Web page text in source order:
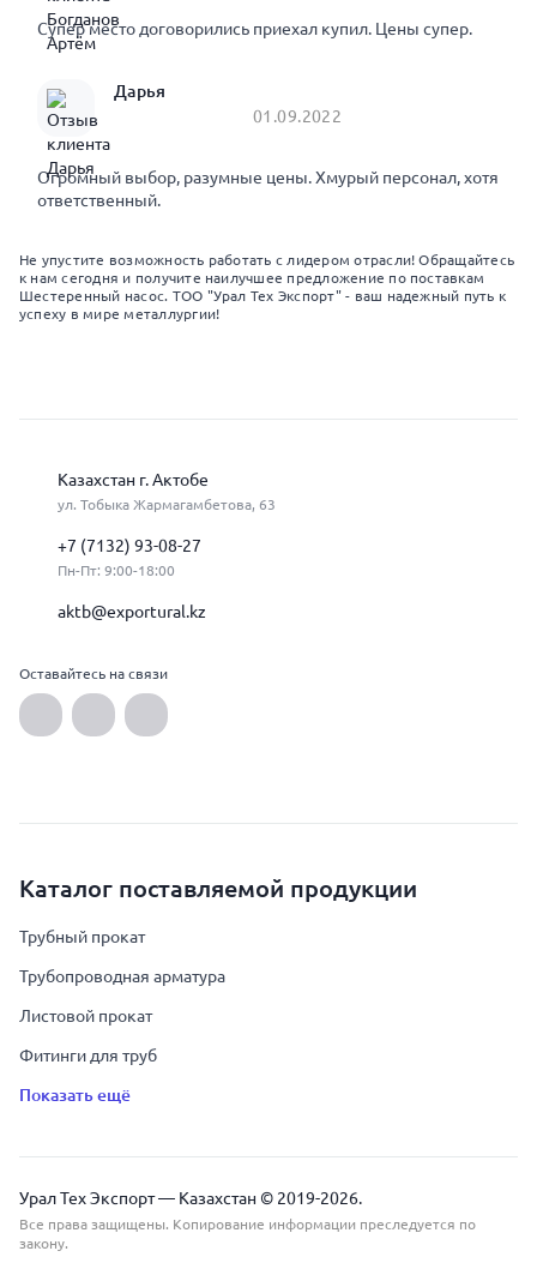
Супер место договорились приехал купил. Цены супер.
Дарья
01.09.2022
Огромный выбор, разумные цены. Хмурый персонал, хотя
ответственный.
Не упустите возможность работать с лидером отрасли! Обращайтесь
к нам сегодня и получите наилучшее предложение по поставкам
Шестеренный насос. ТОО "Урал Тех Экспорт" - ваш надежный путь к
успеху в мире металлургии!
Казахстан г. Актобе
ул. Тобыка Жармагамбетова, 63
+7 (7132) 93-08-27
Пн-Пт: 9:00-18:00
aktb@exportural.kz
Оставайтесь на связи
Каталог поставляемой продукции
Трубный прокат
Трубопроводная арматура
Листовой прокат
Фитинги для труб
Показать ещё
Урал Тех Экспорт — Казахстан © 2019-2026.
Все права защищены. Копирование информации преследуется по
закону.